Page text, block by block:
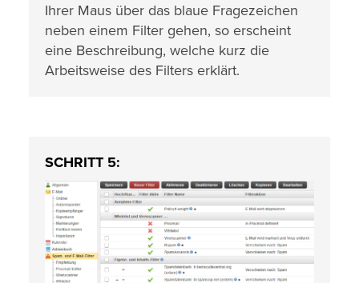
Ihrer Maus über das blaue Fragezeichen
neben einem Filter gehen, so erscheint
eine Beschreibung, welche kurz die
Arbeitsweise des Filters erklärt.
SCHRITT 5: